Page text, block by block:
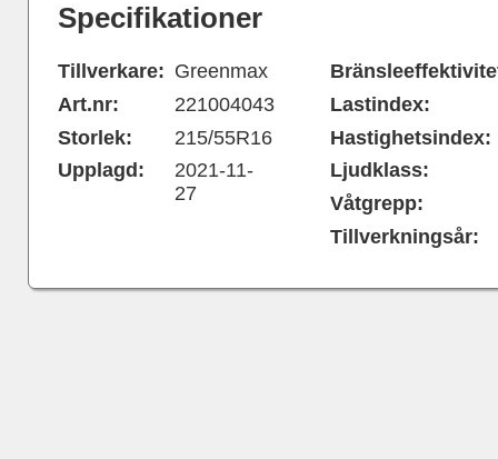
Specifikationer
Tillverkare:
Art.nr:
Storlek:
Upplagd:
Greenmax
221004043
215/55R16
2021-11-
27
Lastindex:
Hastighetsindex:
Ljudklass:
Våtgrepp:
Tillverkningsår: